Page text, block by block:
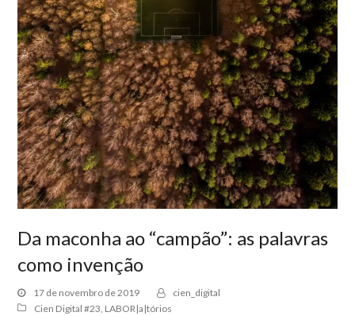
Da maconha ao “campão”: as palavras
como invenção
17 de novembro de 2019
cien_digital
Cien Digital #23 LABOR|a|tórios